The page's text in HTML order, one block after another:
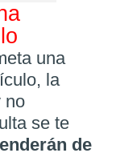
una
la
no
se te
de